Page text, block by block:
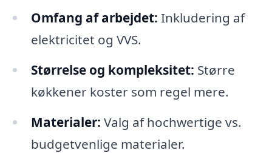
Omfang af arbejdet: Inkludering af
elektricitet og VVS.
Størrelse og kompleksitet: Større
køkkener koster som regel mere.
Materialer: Valg af hochwertige vs.
budgetvenlige materialer.